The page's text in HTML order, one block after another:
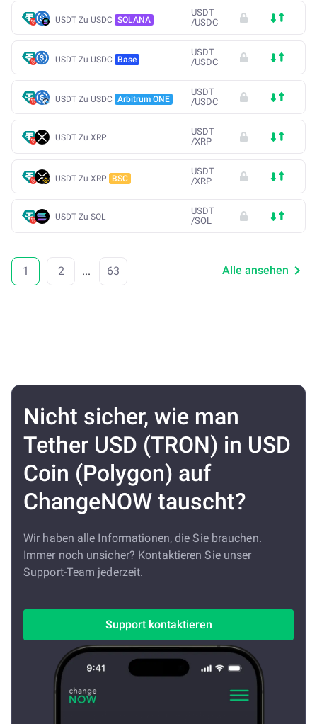
USDT Zu USDC SOLANA
USDT
/USDC
USDT Zu USDC Base
USDT
/USDC
USDT Zu USDC Arbitrum ONE
USDT
/USDC
USDT Zu XRP
USDT
/XRP
USDT Zu XRP BSC
USDT
/XRP
USDT Zu SOL
USDT
/SOL
1 2 ... 63 Alle ansehen
Nicht sicher, wie man
Tether USD (TRON) in USD
Coin (Polygon) auf
ChangeNOW tauscht?
Wir haben alle Informationen, die Sie brauchen.
Immer noch unsicher? Kontaktieren Sie unser
Support-Team jederzeit.
Support kontaktieren